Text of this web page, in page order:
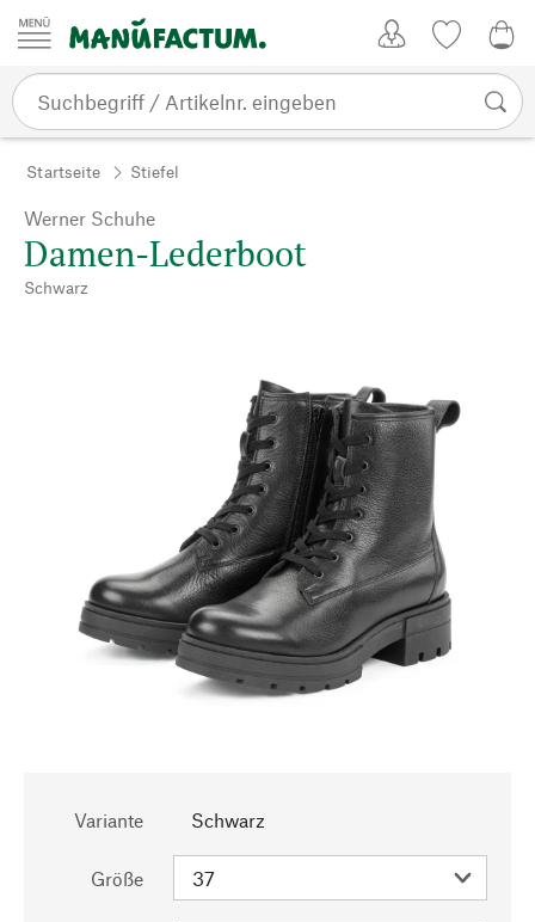
Zum Inhalt springen
Startseite Stiefel
Werner Schuhe
Damen-Lederboot
Schwarz
Variante Schwarz
Größe